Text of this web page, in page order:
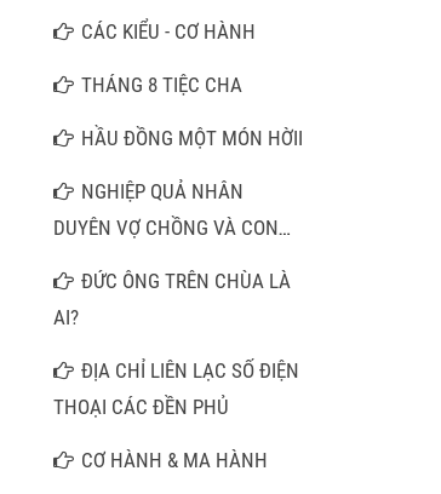
CÁC KIỂU - CƠ HÀNH
THÁNG 8 TIỆC CHA
HẦU ĐỒNG MỘT MÓN HỜII
NGHIỆP QUẢ NHÂN
DUYÊN VỢ CHỒNG VÀ CON
ĐỨC ÔNG TRÊN CHÙA LÀ
AI?
ĐỊA CHỈ LIÊN LẠC SỐ ĐIỆN
THOẠI CÁC ĐỀN PHỦ
CƠ HÀNH & MA HÀNH